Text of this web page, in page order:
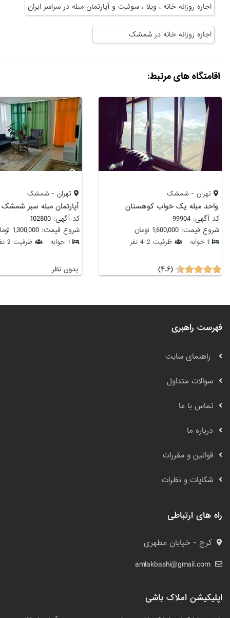
اجاره روزانه خانه ، ویلا ، سوئیت و آپارتمان مبله در سراسر ایران
اجاره روزانه خانه در شمشک
اقامتگاه های مرتبط:
تهران - شمشک
واحد مبله یک خواب کوهستان
کد آگهی: 99904
شروع قیمت: 1,600,000 تومان
1 خوابه ظرفیت 2-4 نفر
(۴.۶)
تهران - شمشک
آپارتمان مبله سبز شمشک
کد آگهی: 102800
شروع قیمت: 1,300,000 تومان
1 خوابه ظرفیت 2 نفر
بدون نظر
فهرست راهبری
راهنمای سایت
سوالات متداول
تماس با ما
درباره ما
قوانین و مقررات
شکایات و نظرات
راه های ارتباطی
کرج - خیابان مطهری
amlakbashi@gmail.com
اپلیکیشن املاک باشی